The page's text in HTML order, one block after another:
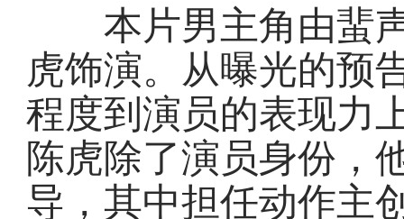
本片男主角由蜚声
虎饰演。从曝光的预
程度到演员的表现力
陈虎除了演员身份，
导，其中担任动作主